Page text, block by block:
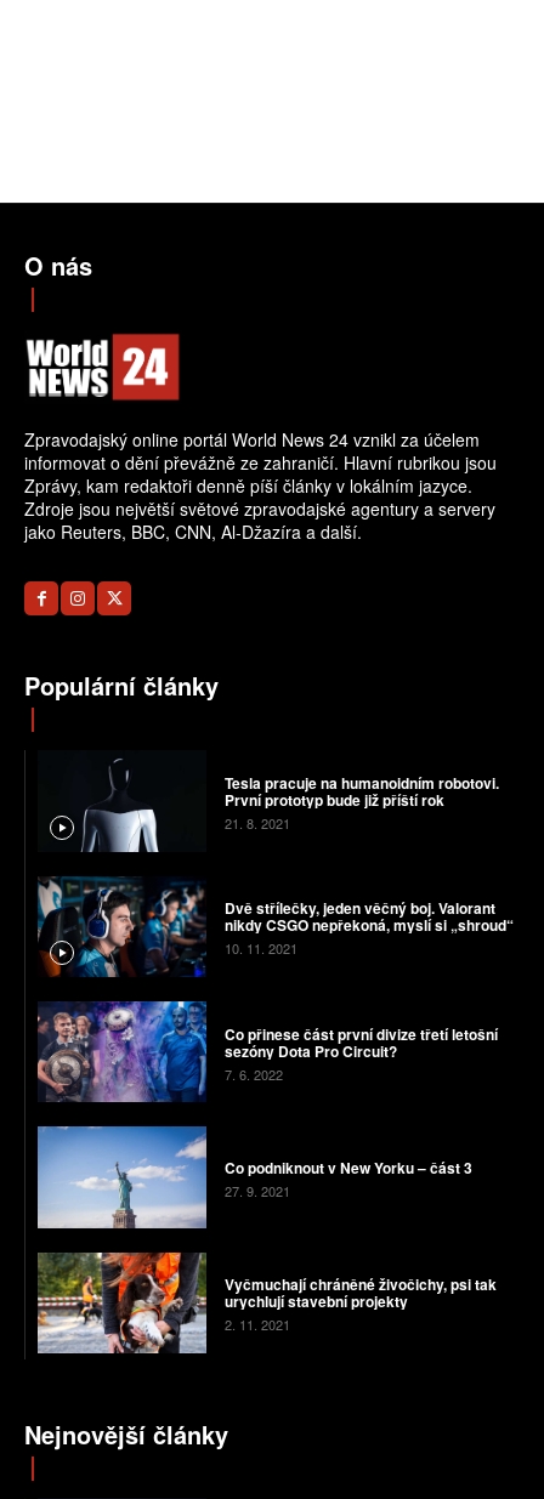
O nás
Zpravodajský online portál World News 24 vznikl za účelem
informovat o dění převážně ze zahraničí. Hlavní rubrikou jsou
Zprávy, kam redaktoři denně píší články v lokálním jazyce.
Zdroje jsou největší světové zpravodajské agentury a servery
jako Reuters, BBC, CNN, Al-Džazíra a další.
Populární články
Tesla pracuje na humanoidním robotovi.
První prototyp bude již příští rok
21. 8. 2021
Dvě střílečky, jeden věčný boj. Valorant
nikdy CSGO nepřekoná, myslí si „shroud“
10. 11. 2021
Co přinese část první divize třetí letošní
sezóny Dota Pro Circuit?
7. 6. 2022
Co podniknout v New Yorku – část 3
27. 9. 2021
Vyčmuchají chráněné živočichy, psi tak
urychlují stavební projekty
2. 11. 2021
Nejnovější články